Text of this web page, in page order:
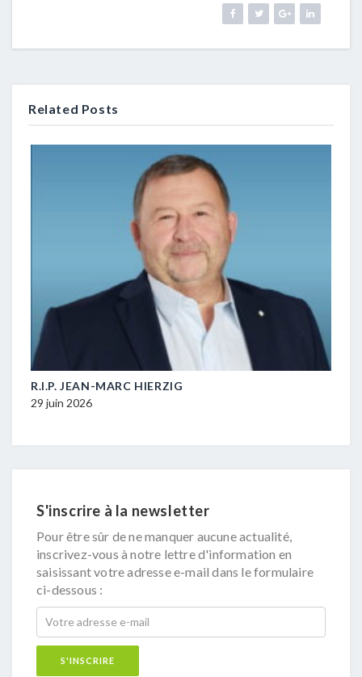
Related Posts
R.I.P. JEAN-MARC HIERZIG
29 juin 2026
S'inscrire à la newsletter
Pour être sûr de ne manquer aucune actualité,
inscrivez-vous à notre lettre d'information en
saisissant votre adresse e-mail dans le formulaire
ci-dessous :